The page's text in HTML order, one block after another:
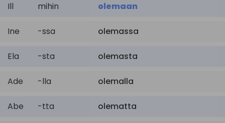
Ill mihin olemaan
Ine -ssa olemassa
Ela -sta olemasta
Ade -lla olemalla
Abe -tta olematta